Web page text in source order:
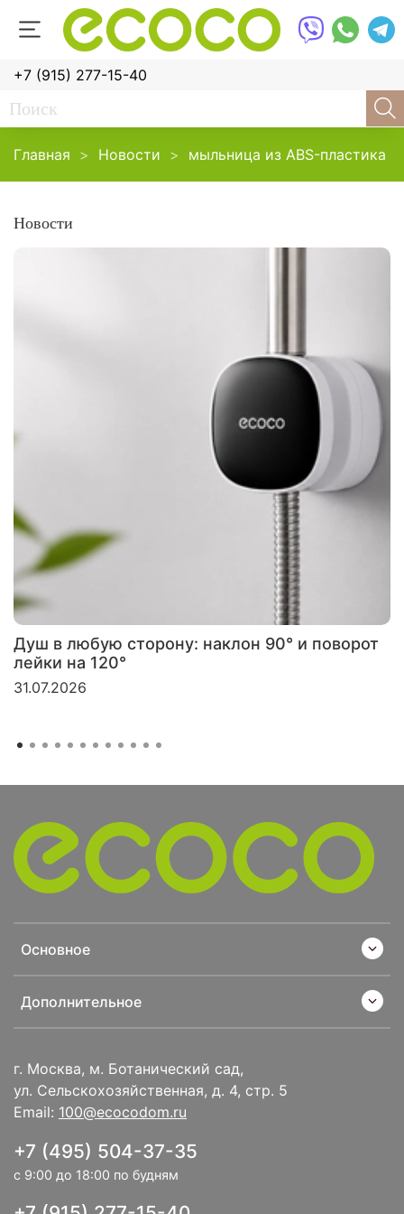
+7 (915) 277-15-40
Главная Новости мыльница из ABS-пластика
Новости
Душ в любую сторону: наклон 90° и поворот
лейки на 120°
31.07.2026
г. Москва, м. Ботанический сад,
ул. Сельскохозяйственная, д. 4, стр. 5
Email: 100@ecocodom.ru
+7 (495) 504-37-35
с 9:00 до 18:00 по будням
Основное
Дополнительное